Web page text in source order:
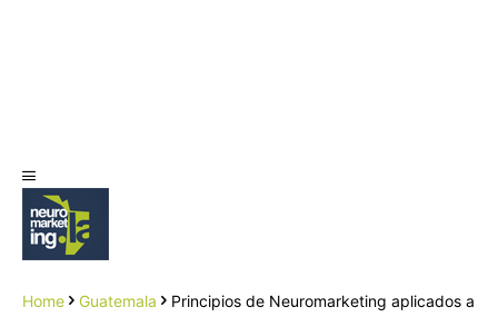
Home Guatemala
Principios de Neuromarketing aplicados a